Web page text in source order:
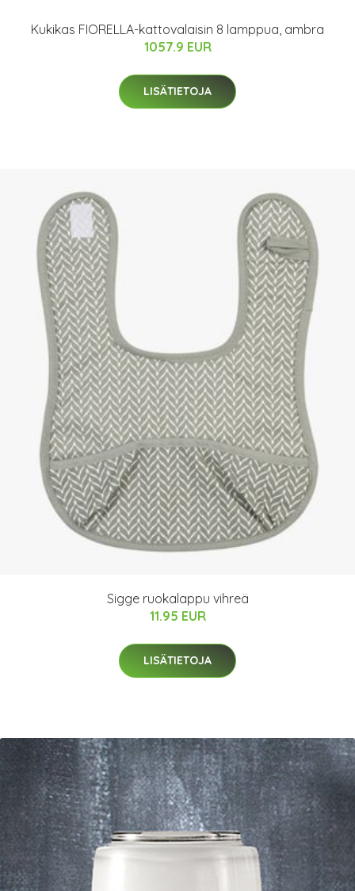
Kukikas FIORELLA-kattovalaisin 8 lamppua, ambra
1057.9 EUR
LISÄTIETOJA
Sigge ruokalappu vihreä
11.95 EUR
LISÄTIETOJA